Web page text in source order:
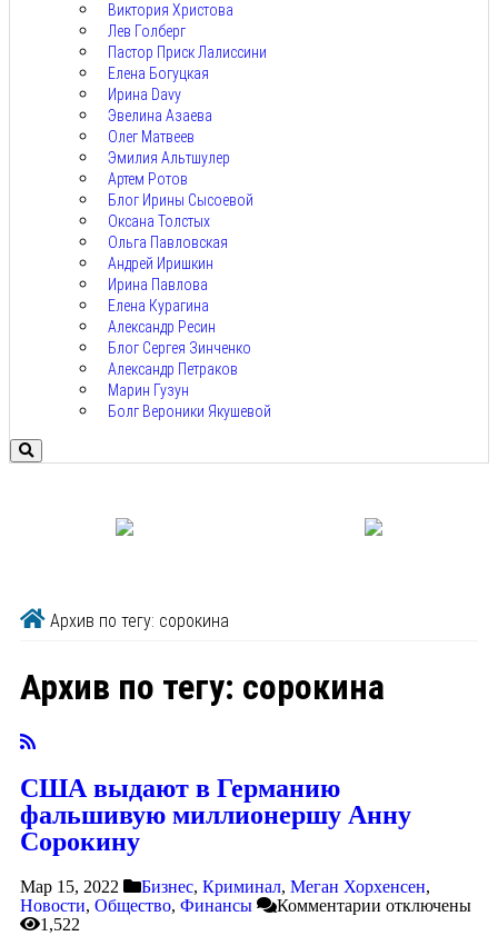
Виктория Христова
Лев Голберг
Пастор Приск Лалиссини
Елена Богуцкая
Ирина Davy
Эвелина Азаева
Олег Матвеев
Эмилия Альтшулер
Артем Ротов
Блог Ирины Сысоевой
Оксана Толстых
Ольга Павловская
Андрей Иришкин
Ирина Павлова
Елена Курагина
Александр Ресин
Блог Сергея Зинченко
Александр Петраков
Марин Гузун
Болг Вероники Якушевой
Архив по тегу: сорокина
Архив по тегу: сорокина
США выдают в Германию
фальшивую миллионершу Анну
Сорокину
Мар 15, 2022 Бизнес, Криминал, Меган Хорхенсен,
Новости, Общество, Финансы Комментарии отключены
1,522